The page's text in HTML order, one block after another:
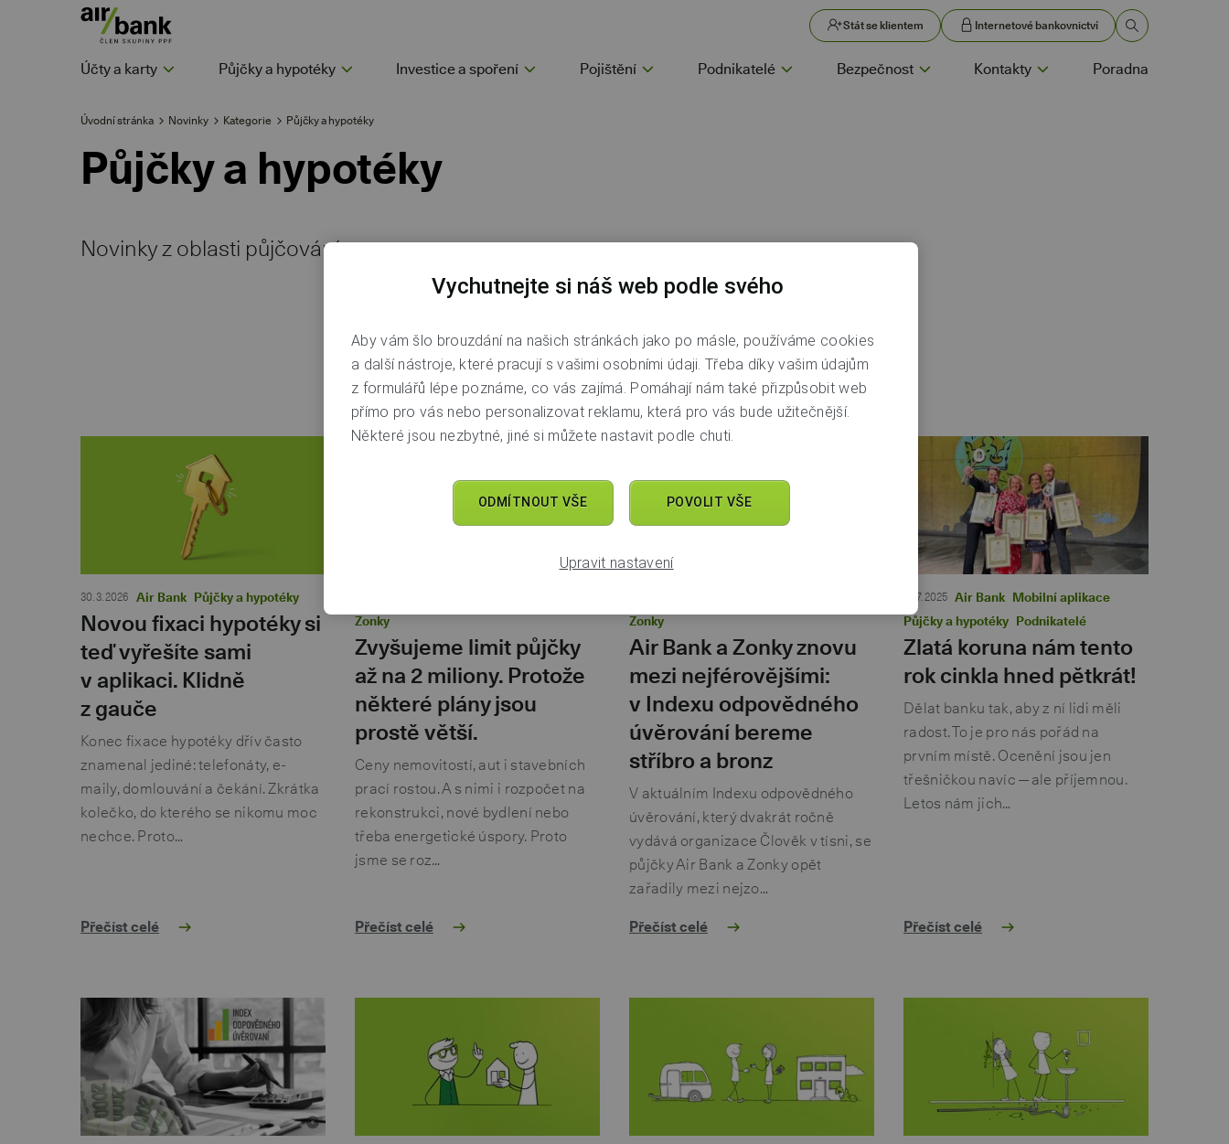
Stát se klientem Internetové bankovnictví
Účty a karty Půjčky a hypotéky Investice a spoření Pojištění Podnikatelé Bezpečnost Kontakty Poradna
Půjčky a hypotéky
Novinky z oblasti půjčování
Půjčky a hypotéky
Kategorie
Novinky
Úvodní stránka
Co je u nás nového
30. 3. 2026 Air Bank Půjčky a hypotéky
Novou fixaci hypotéky si
teď vyřešíte sami
v aplikaci. Klidně
z gauče
Konec fixace hypotéky dřív často
znamenal jediné: telefonáty, e-
maily, domlouvání a čekání. Zkrátka
kolečko, do kterého se nikomu moc
nechce. Proto…
Přečíst celé
Zonky
Zvyšujeme limit půjčky
až na 2 miliony. Protože
některé plány jsou
prostě větší.
Ceny nemovitostí, aut i stavebních
prací rostou. A s nimi i rozpočet na
rekonstrukci, nové bydlení nebo
třeba energetické úspory. Proto
jsme se roz…
Přečíst celé
Zonky
Air Bank a Zonky znovu
mezi nejférovějšími:
v Indexu odpovědného
úvěrování bereme
stříbro a bronz
V aktuálním Indexu odpovědného
úvěrování, který dvakrát ročně
vydává organizace Člověk v tísni, se
půjčky Air Bank a Zonky opět
zařadily mezi nejzo…
Přečíst celé
14. 7. 2025 Air Bank Mobilní aplikace
Půjčky a hypotéky Podnikatelé
Zlatá koruna nám tento
rok cinkla hned pětkrát!
Dělat banku tak, aby z ní lidi měli
radost. To je pro nás pořád na
prvním místě. Ocenění jsou jen
třešničkou navíc — ale příjemnou.
Letos nám jich…
Přečíst celé
Vychutnejte si náš web podle svého
Aby vám šlo brouzdání na našich stránkách jako po másle, používáme cookies
a další nástroje, které pracují s vašimi osobními údaji. Třeba díky vašim údajům
z formulářů lépe poznáme, co vás zajímá. Pomáhají nám také přizpůsobit web
přímo pro vás nebo personalizovat reklamu, která pro vás bude užitečnější.
Některé jsou nezbytné, jiné si můžete nastavit podle chuti.
ODMÍTNOUT VŠE POVOLIT VŠE
Upravit nastavení